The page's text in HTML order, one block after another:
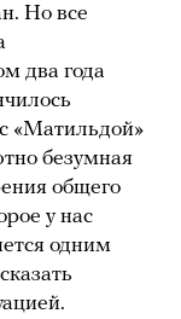
Но все
два года
«Матильдой»
безумная
общего
у нас
одним